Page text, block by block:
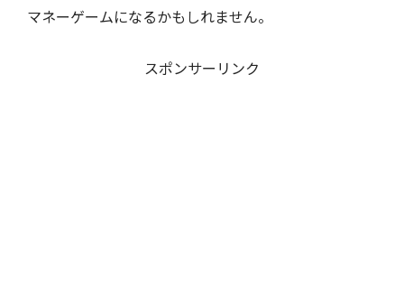
マネーゲームになるかもしれません。
スポンサーリンク